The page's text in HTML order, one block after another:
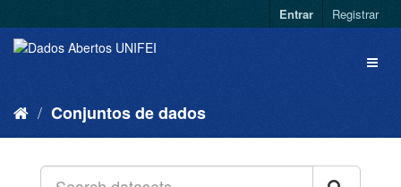
Entrar Registrar
Conjuntos de dados